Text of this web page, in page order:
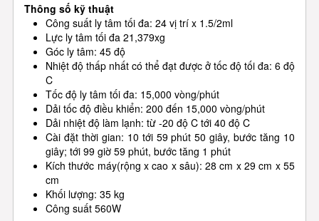
Thông số kỹ thuật
Công suất ly tâm tối đa: 24 vị trí x 1.5/2ml
Lực ly tâm tối đa 21,379xg
Góc ly tâm: 45 độ
Nhiệt độ thấp nhất có thể đạt được ở tốc độ tối đa: 6 độ
C
Tốc độ ly tâm tối đa: 15,000 vòng/phút
Dải tốc độ điều khiển: 200 đến 15,000 vòng/phút
Dải nhiệt độ làm lạnh: từ -20 độ C tới 40 độ C
Cài đặt thời gian: 10 tới 59 phút 50 giây, bước tăng 10
giây; tới 99 giờ 59 phút, bước tăng 1 phút
Kích thước máy(rộng x cao x sâu): 28 cm x 29 cm x 55
cm
Khối lượng: 35 kg
Công suất 560W